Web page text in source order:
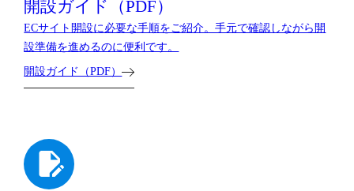
開設ガイド（PDF）
ECサイト開設に必要な手順をご紹介。手元で確認しながら開
設準備を進めるのに便利です。
開設ガイド（PDF）